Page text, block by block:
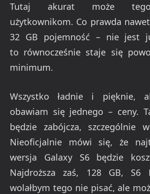
Tutaj akurat może tego
użytkownikom. Co prawda
32 GB pojemność – nie jest
to równocześnie staje się
minimum.
Wszystko ładnie i pięknie,
obawiam się jednego – ceny.
będzie zabójcza, szczególnie
Nieoficjalnie mówi się, że
wersja Galaxy S6 będzie
Najdroższa zaś, 128 GB, S6
wolałbym tego nie pisać, ale